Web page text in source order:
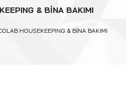
& BİNA BAKIMI
HOUSEKEEPING & BİNA BAKIMI